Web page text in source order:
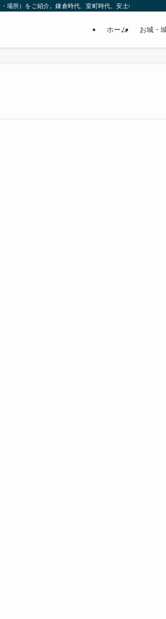
場所）をご紹介。鎌倉時代、室町時代、安土桃山時代（
ホーム お城・